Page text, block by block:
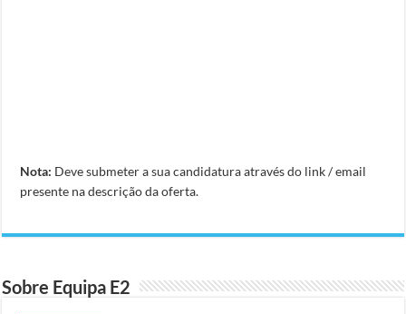
Nota: Deve submeter a sua candidatura através do link / email
presente na descrição da oferta.
Sobre Equipa E2